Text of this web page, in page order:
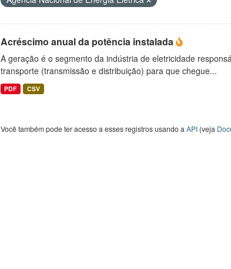
Acréscimo anual da potência instalada
A geração é o segmento da indústria de eletricidade
transporte (transmissão e distribuição) para que chegue...
PDF CSV
Você também pode ter acesso a esses registros usando a API(veja